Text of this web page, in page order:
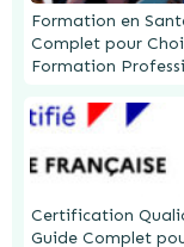
Formation en
Complet pour
Formation
Certification
Guide Complet